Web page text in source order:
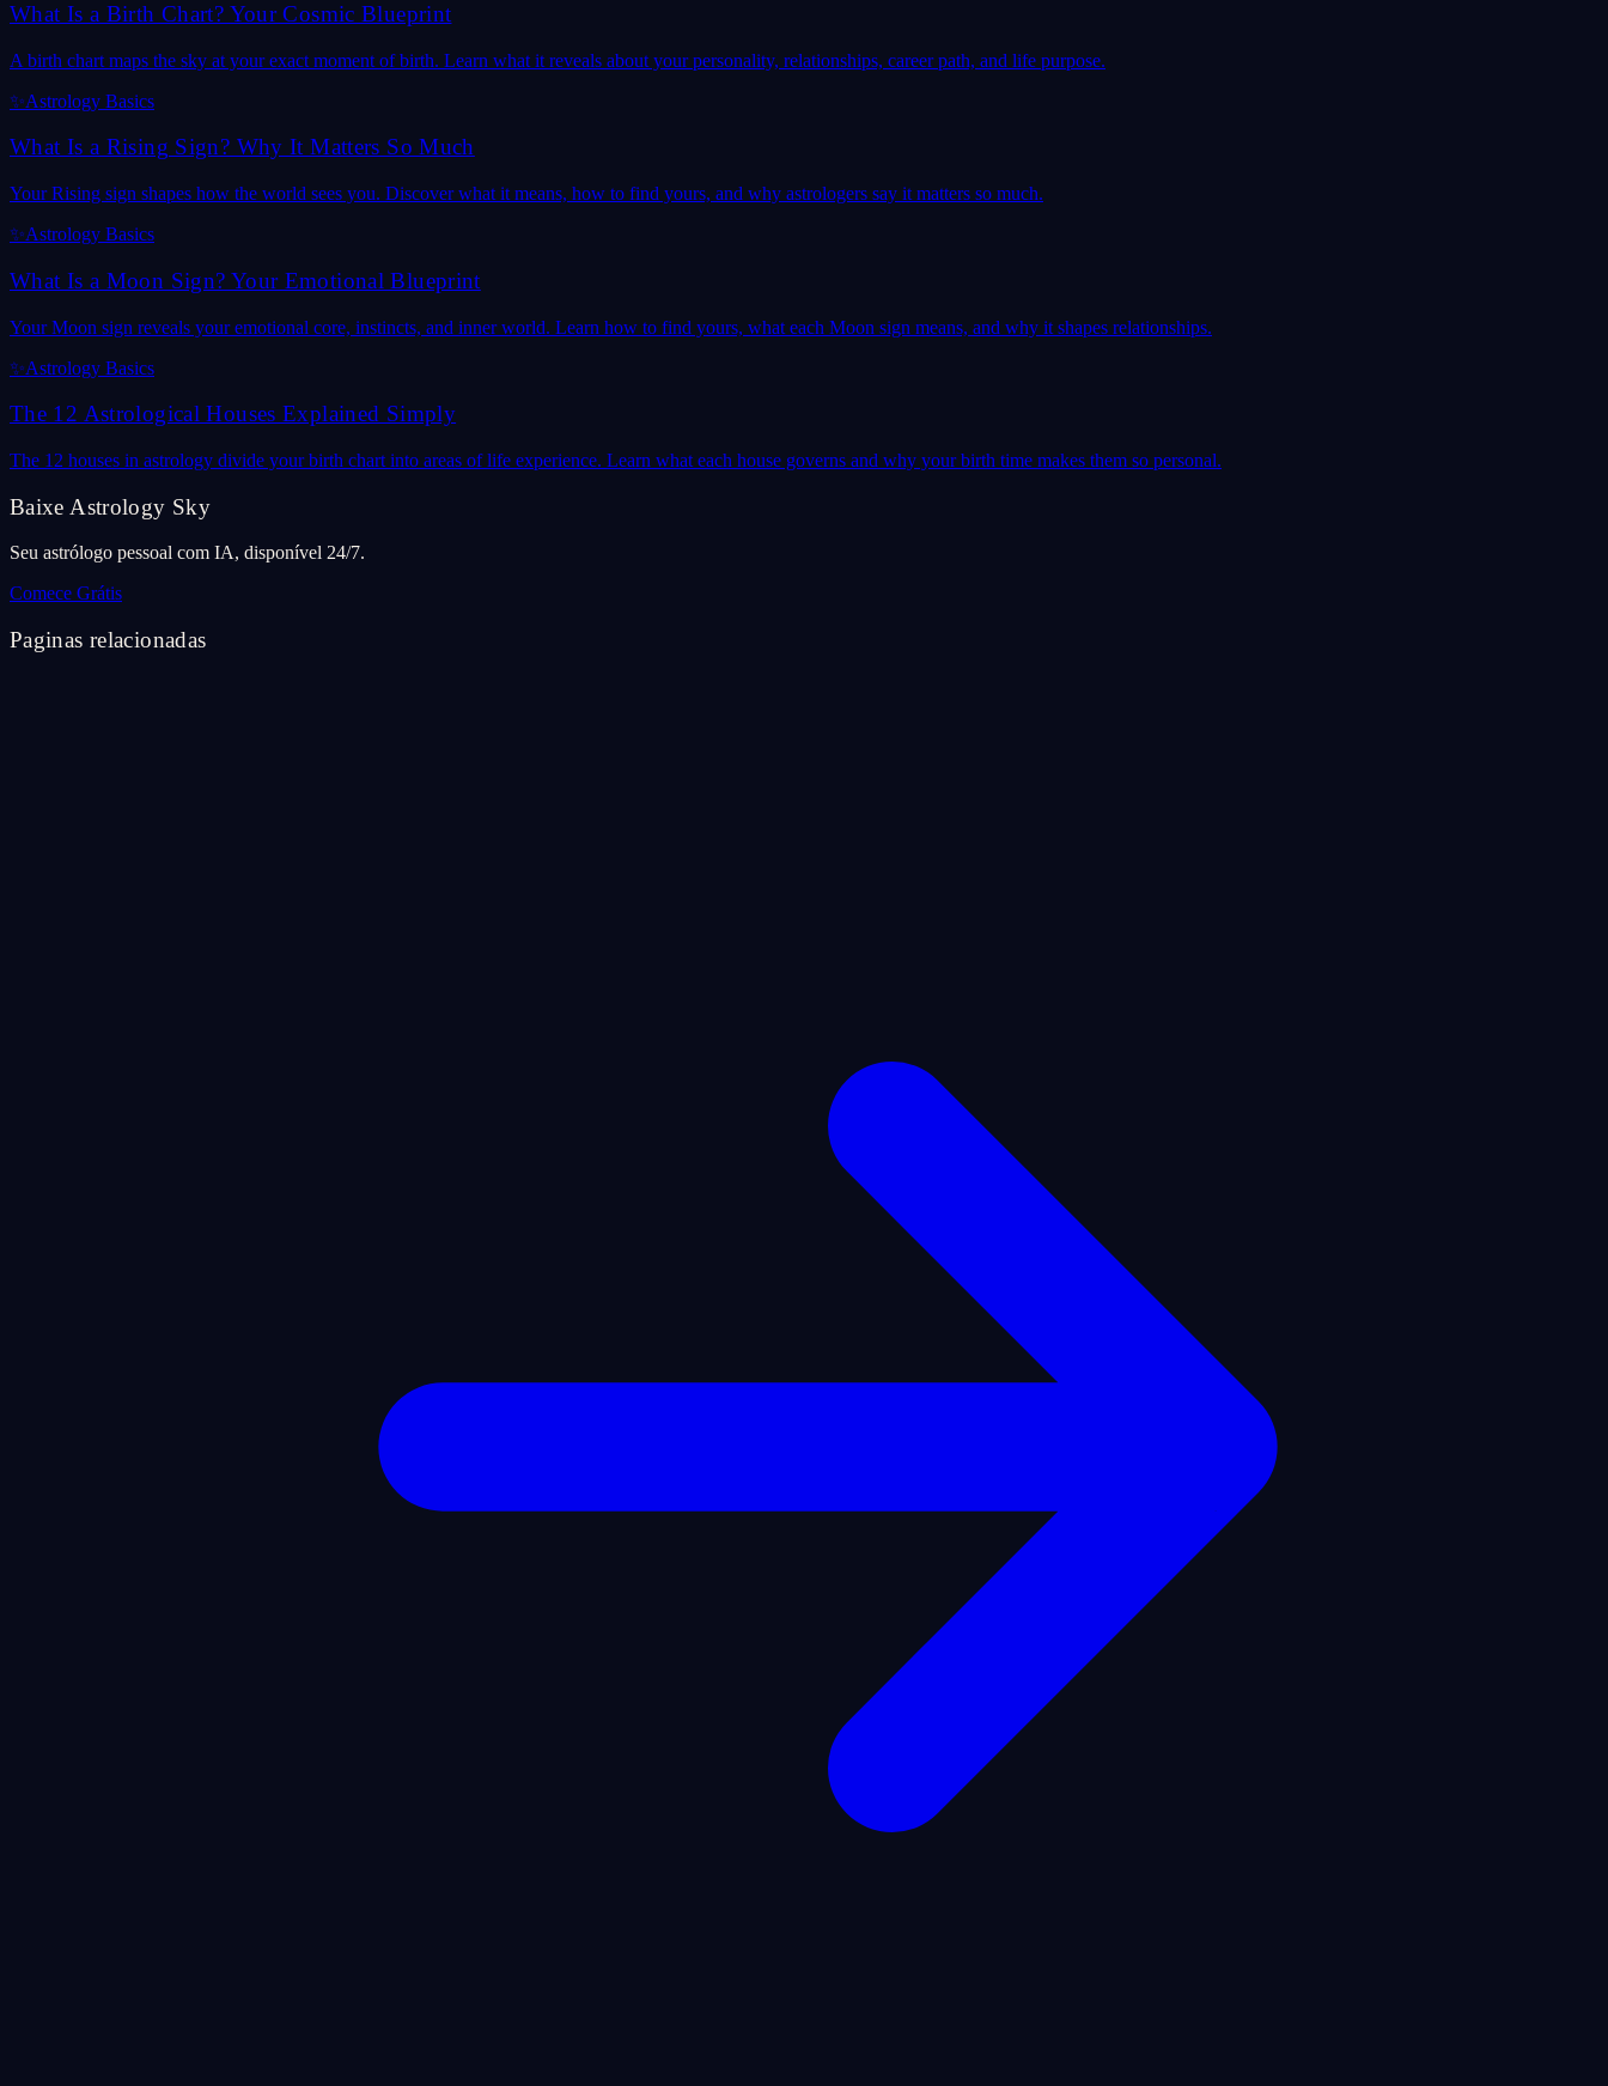
What Is a Birth Chart? Your Cosmic Blueprint
A birth chart maps the sky at your exact moment of birth. Learn what it reveals about your personality, relationships, career path, and life purpose.
✨Astrology Basics
What Is a Rising Sign? Why It Matters So Much
Your Rising sign shapes how the world sees you. Discover what it means, how to find yours, and why astrologers say it matters so much.
✨Astrology Basics
What Is a Moon Sign? Your Emotional Blueprint
Your Moon sign reveals your emotional core, instincts, and inner world. Learn how to find yours, what each Moon sign means, and why it shapes relationships.
✨Astrology Basics
The 12 Astrological Houses Explained Simply
The 12 houses in astrology divide your birth chart into areas of life experience. Learn what each house governs and why your birth time makes them so personal.
Baixe Astrology Sky
Seu astrólogo pessoal com IA, disponível 24/7.
Comece Grátis
Paginas relacionadas